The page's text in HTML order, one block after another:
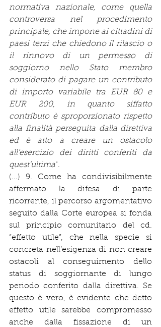
normativa nazionale, come quella
controversa nel procedimento
principale, che impone ai cittadini di
paesi terzi che chiedono il rilascio o
il rinnovo di un permesso di
soggiorno nello Stato membro
considerato di pagare un contributo
di importo variabile tra EUR 80 e
EUR 200, in quanto siffatto
contributo è sproporzionato rispetto
alla finalità perseguita dalla direttiva
ed è atto a creare un ostacolo
all’esercizio dei diritti conferiti da
quest’ultima".
(...) 9. Come ha condivisibilmente
affermato la difesa di parte
ricorrente, il percorso argomentativo
seguito dalla Corte europea si fonda
sul principio comunitario del cd.
“effetto utile”, che nella specie si
concreta nell’esigenza di non creare
ostacoli al conseguimento dello
status di soggiornante di lungo
periodo conferito dalla direttiva. Se
questo è vero, è evidente che detto
effetto utile sarebbe compromesso
anche dalla fissazione di un